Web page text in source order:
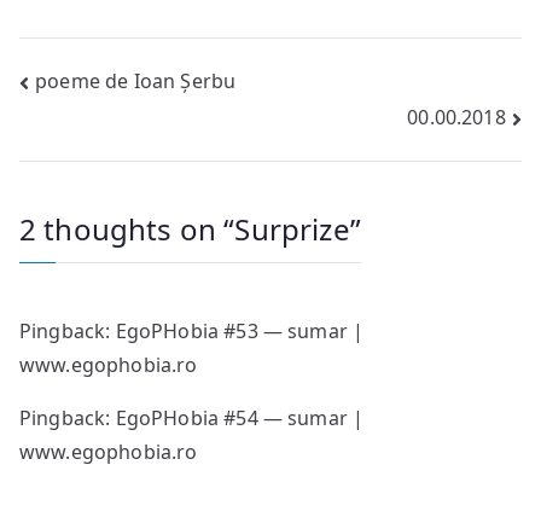
Post
poeme de Ioan Șerbu
00.00.2018
2 thoughts on “Surprize”
Pingback: EgoPHobia #53 — sumar |
www.egophobia.ro
Pingback: EgoPHobia #54 — sumar |
www.egophobia.ro